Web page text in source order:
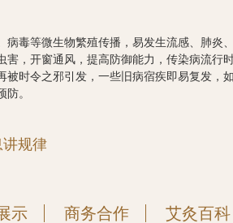
病毒等微生物繁殖传播，易发生流感、肺炎
害，开窗通风，提高防御能力，传染病流行
被时令之邪引发，一些旧病宿疾即易复发，
。
规律
示 商务合作 艾灸百科